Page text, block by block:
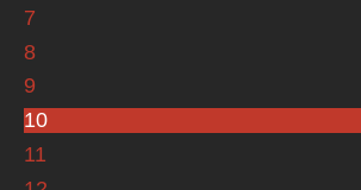
7
8
9
10
11